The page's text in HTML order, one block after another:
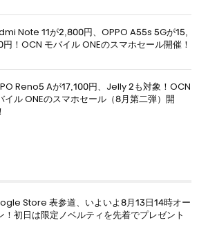
Note 11が2,800円、OPPO A55s 5Gが15,
！OCN モバイル ONEのスマホセール開催！
Reno5 Aが17,100円、Jelly 2も対象！OCN
イル ONEのスマホセール（8月第二弾）開
Store 表参道、いよいよ8月13日14時オー
！初日は限定ノベルティを先着でプレゼント